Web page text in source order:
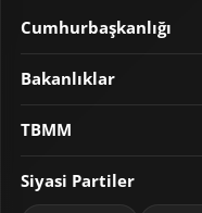
Cumhurbaşkanlığı
Bakanlıklar
TBMM
Siyasi Partiler